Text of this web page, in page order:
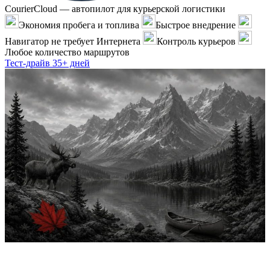
CourierCloud — автопилот для курьерской логистики
Экономия пробега и топлива
Быстрое внедрение
Навигатор не требует Интернета
Контроль курьеров
Любое количество маршрутов
Тест-драйв 35+ дней